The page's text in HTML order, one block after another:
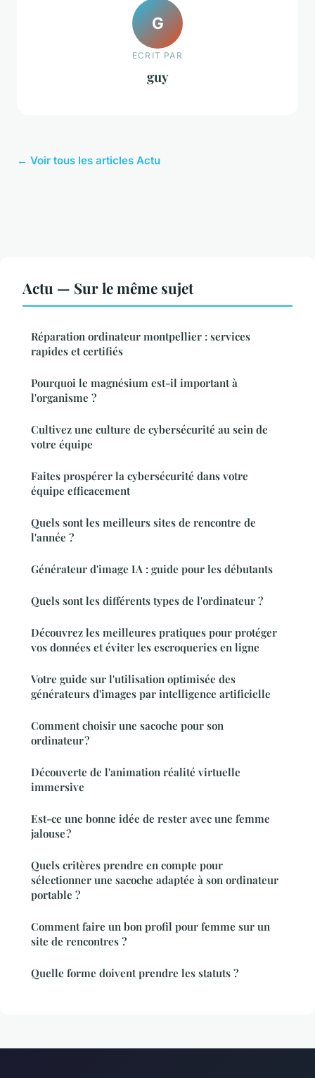
G
ECRIT PAR
guy
← Voir tous les articles Actu
Actu — Sur le même sujet
Réparation ordinateur montpellier : services
rapides et certifiés
Pourquoi le magnésium est-il important à
l'organisme ?
Cultivez une culture de cybersécurité au sein de
votre équipe
Faites prospérer la cybersécurité dans votre
équipe efficacement
Quels sont les meilleurs sites de rencontre de
l'année ?
Générateur d'image IA : guide pour les débutants
Quels sont les différents types de l'ordinateur ?
Découvrez les meilleures pratiques pour protéger
vos données et éviter les escroqueries en ligne
Votre guide sur l'utilisation optimisée des
générateurs d'images par intelligence artificielle
Comment choisir une sacoche pour son
ordinateur ?
Découverte de l'animation réalité virtuelle
immersive
Est-ce une bonne idée de rester avec une femme
jalouse ?
Quels critères prendre en compte pour
sélectionner une sacoche adaptée à son ordinateur
portable ?
Comment faire un bon profil pour femme sur un
site de rencontres ?
Quelle forme doivent prendre les statuts ?